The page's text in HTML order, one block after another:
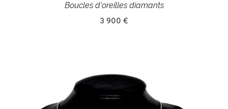
Boucles d'oreilles diamants
3 900 €